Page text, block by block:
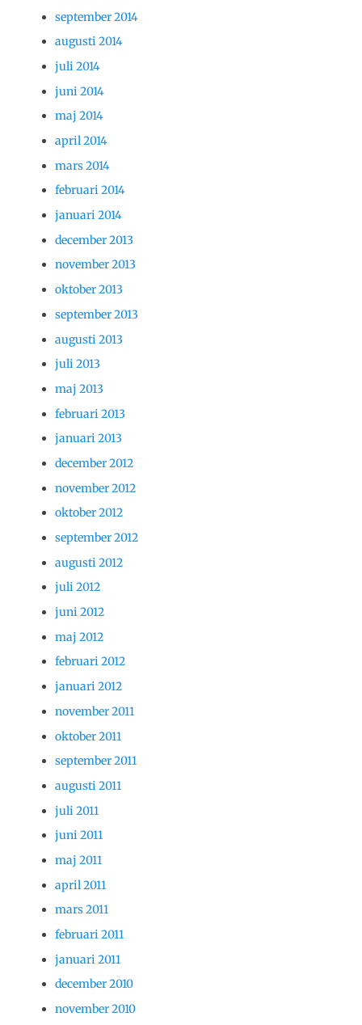
september 2014
augusti 2014
juli 2014
juni 2014
maj 2014
april 2014
mars 2014
februari 2014
januari 2014
december 2013
november 2013
oktober 2013
september 2013
augusti 2013
juli 2013
maj 2013
februari 2013
januari 2013
december 2012
november 2012
oktober 2012
september 2012
augusti 2012
juli 2012
juni 2012
maj 2012
februari 2012
januari 2012
november 2011
oktober 2011
september 2011
augusti 2011
juli 2011
juni 2011
maj 2011
april 2011
mars 2011
februari 2011
januari 2011
december 2010
november 2010